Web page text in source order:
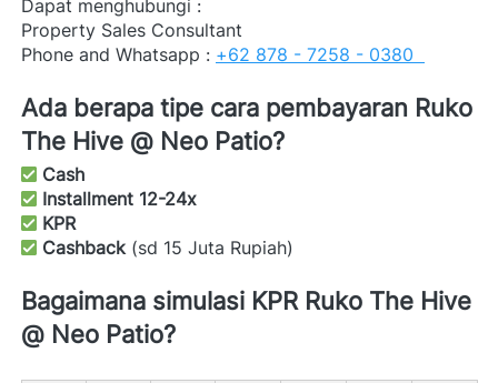
Dapat menghubungi :
Property Sales Consultant
Phone and Whatsapp : +62 878 - 7258 - 0380
Ada berapa tipe cara pembayaran Ruko
The Hive @ Neo Patio?
Cash
Installment 12-24x
KPR
Cashback (sd 15 Juta Rupiah)
Bagaimana simulasi KPR Ruko The Hive
@ Neo Patio?